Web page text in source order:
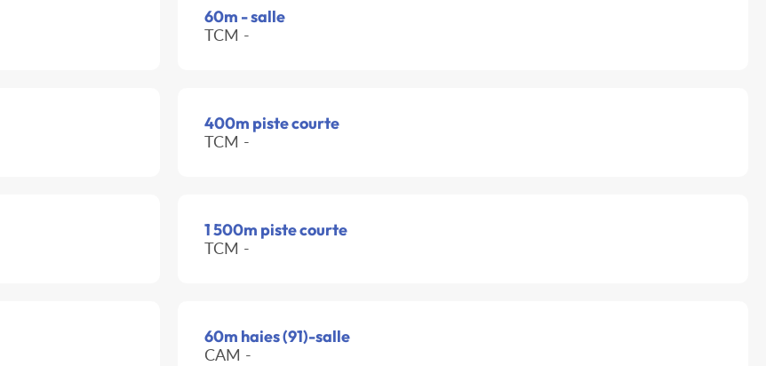
60m - salle
TCM -
400m piste courte
TCM -
1 500m piste courte
TCM -
60m haies (91)-salle
CAM -